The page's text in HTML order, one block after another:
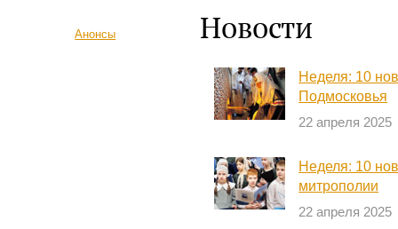
Анонсы Новости
Неделя: 10
Подмосковья
22 апреля 2025
Неделя: 10
митрополии
22 апреля 2025